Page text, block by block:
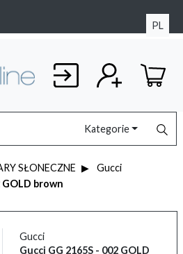
PL
Kategorie
SŁONECZNE
Gucci
GOLD brown
Gucci
Gucci GG 2165S - 002 GOLD